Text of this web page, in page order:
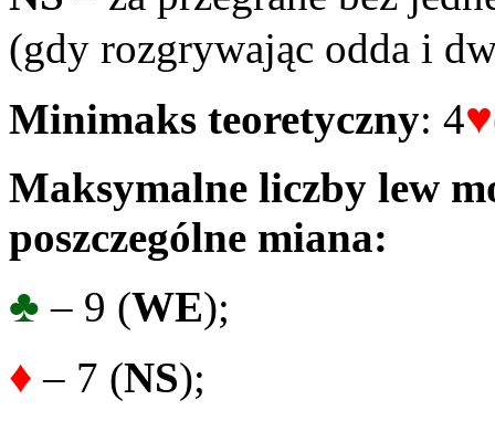
(gdy rozgrywając odda i
Minimaks teoretyczny: 4♥
Maksymalne liczby lew
poszczególne miana:
♣ – 9 (WE);
♦ – 7 (NS);